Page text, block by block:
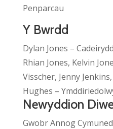
Penparcau
Y Bwrdd
Dylan Jones –
Rhian Jones, Kelvin
Visscher, Jenny
Hughes –
Newyddion
Gwobr Annog Cymuned